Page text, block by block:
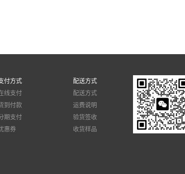
付方式
线支付
到付款
期支付
惠券
配送方式
配送方式
运费说明
验货签收
收货样品